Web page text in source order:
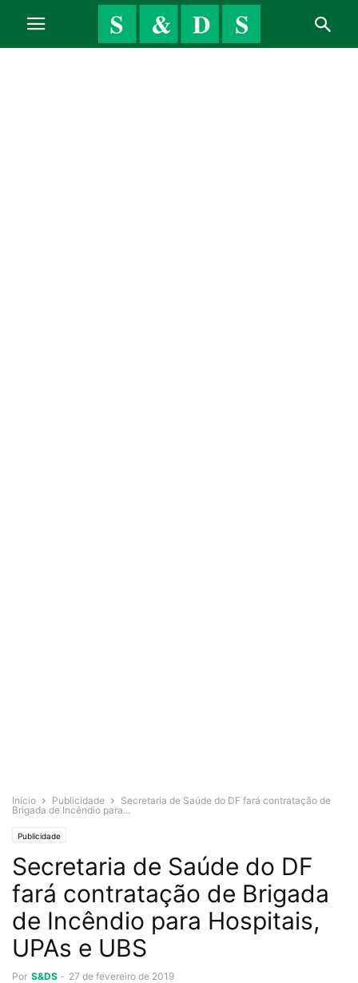
Início Publicidade
Secretaria de Saúde do DF fará contratação de
Brigada de Incêndio para...
Publicidade
Secretaria de Saúde do DF
fará contratação de Brigada
de Incêndio para Hospitais,
UPAs e UBS
Por S&DS - 27 de fevereiro de 2019